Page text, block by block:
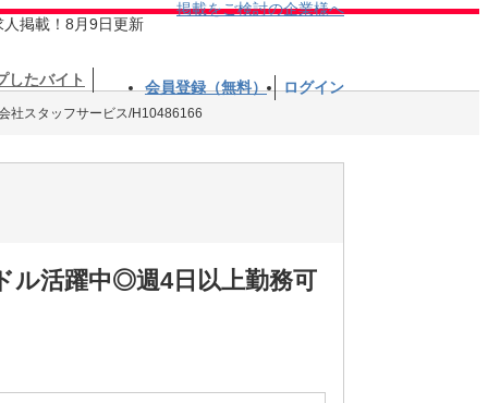
人掲載！8月9日更新
掲載をご検討の企業様へ
したバイト 会員登録（無料） ログイン
社スタッフサービス/H10486166
ル活躍中◎週4日以上勤務可